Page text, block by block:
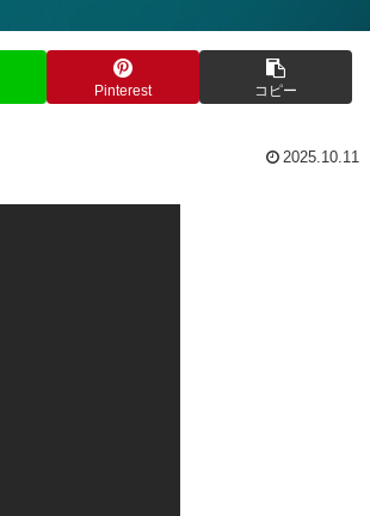
Pinterest コピー
2025.10.11